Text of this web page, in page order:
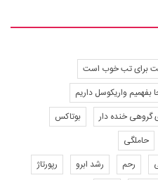
برای تب خوب است
بفهمیم واریکوسل داریم
گروهی خنده دار
بوتاکس
حاملگی
رحم رشد ابرو
رپورتاژ